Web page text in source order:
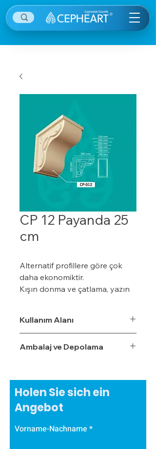
CP 12 Payanda 25
cm
Alternatif profillere göre çok
daha ekonomiktir.
Kışın donma ve çatlama, yazın
uyumludur.
Çok hızlı ve pratik uygulanabilir.
Hafiftir, binaya yük getirmez.
Sudan, nemden, dondan ve
Güneş ışınlarından etkilenmez.
Kullanım Alanı
Ambalaj ve Depolama
Holen Sie sich ein
Angebot
Vorname-Nachname